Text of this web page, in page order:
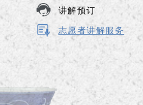
讲解预订
志愿者讲解服务